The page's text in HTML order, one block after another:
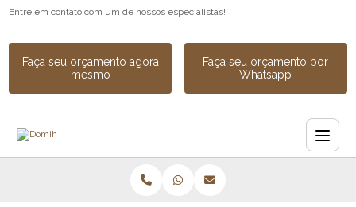
Entre em contato com um de nossos especialistas!
Faça seu orçamento agora
mesmo
Faça seu orçamento por
Whatsapp